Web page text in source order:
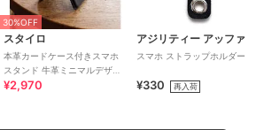
30%OFF
スタイロ
本革カードケース付きスマホ
スタンド 牛革ミニマルデザイ
ン
¥2,970
アジリティー アッファ
スマホ ストラップホルダー
¥330 再入荷